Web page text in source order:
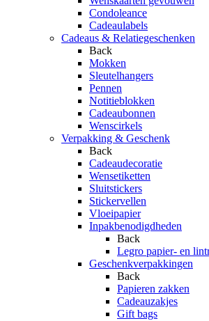
Condoleance
Cadeaulabels
Cadeaus & Relatiegeschenken
Back
Mokken
Sleutelhangers
Pennen
Notitieblokken
Cadeaubonnen
Wenscirkels
Verpakking & Geschenk
Back
Cadeaudecoratie
Wensetiketten
Sluitstickers
Stickervellen
Vloeipapier
Inpakbenodigdheden
Back
Legro papier- en
Geschenkverpakkingen
Back
Papieren zakken
Cadeauzakjes
Gift bags